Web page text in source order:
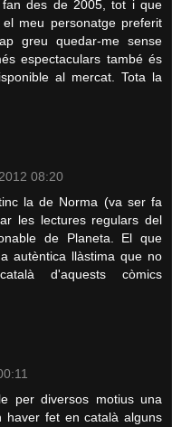
des de 2005, tot i que
meu personatge preferit
greu quedar-me sense
espectaculars també és
al mercat. Tota la
08:20
la de Norma (va ser fa
les lectures regulars del
de Planeta. El que
autèntica llàstima que no
d'aquests còmics
per diversos motius una
haver fet en català alguns